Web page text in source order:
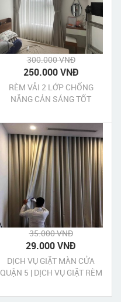
300.000 VNĐ
250.000 VNĐ
RÈM VẢI 2 LỚP CHỐNG
NẮNG CẢN SÁNG TỐT
35.000 VNĐ
29.000 VNĐ
DỊCH VỤ GIẶT MÀN CỬA
QUẬN 5 | DỊCH VỤ GIẶT RÈM